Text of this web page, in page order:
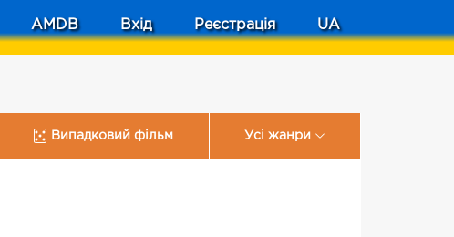
AMDB Вхід Реєстрація UA
Випадковий фільм Усі жанри